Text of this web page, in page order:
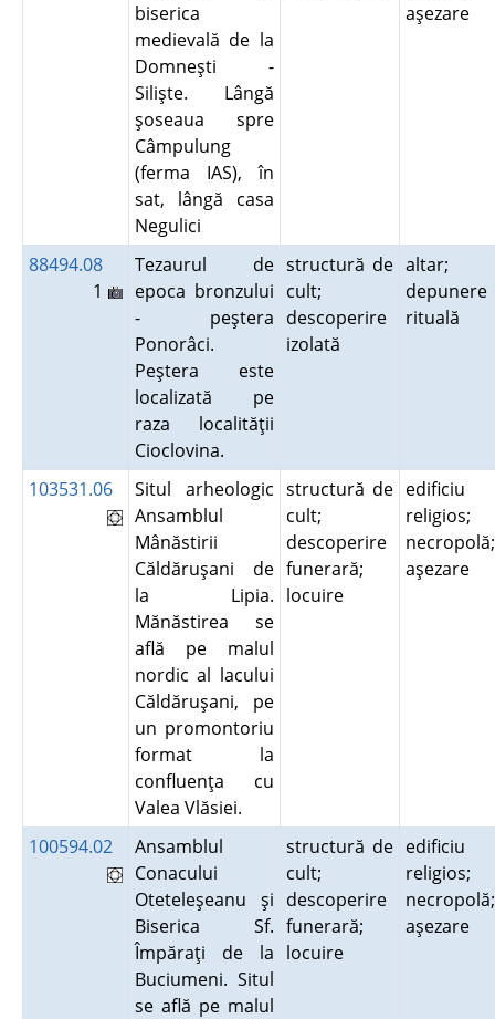
biserica
medievală de la
Domneşti -
Silişte. Lângă
şoseaua spre
Câmpulung
(ferma IAS), în
sat, lângă casa
Negulici
aşezare
88494.08
1
Tezaurul de
epoca bronzului
- peştera
Ponorâci.
Peştera este
localizată pe
raza localităţii
Cioclovina.
structură de
cult;
descoperire
izolată
altar;
depunere
rituală
103531.06
Situl arheologic
Ansamblul
Mânăstirii
Căldăruşani de
la Lipia.
Mănăstirea se
află pe malul
nordic al lacului
Căldăruşani, pe
un promontoriu
format la
confluenţa cu
Valea Vlăsiei.
structură de
cult;
descoperire
funerară;
locuire
edificiu
religios;
necropolă;
aşezare
100594.02
Ansamblul
Conacului
Oteteleşeanu şi
Biserica Sf.
Împăraţi de la
Buciumeni. Situl
se află pe malul
structură de
cult;
descoperire
funerară;
locuire
edificiu
religios;
necropolă;
aşezare